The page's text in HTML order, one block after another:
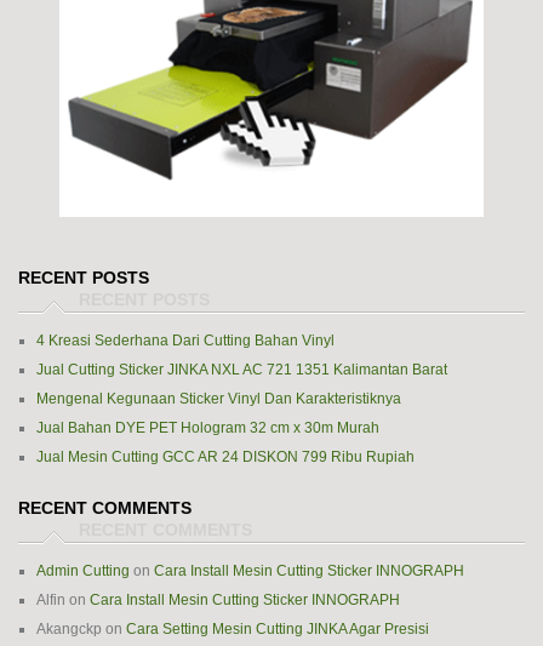
RECENT POSTS
4 Kreasi Sederhana Dari Cutting Bahan Vinyl
Jual Cutting Sticker JINKA NXL AC 721 1351 Kalimantan Barat
Mengenal Kegunaan Sticker Vinyl Dan Karakteristiknya
Jual Bahan DYE PET Hologram 32 cm x 30m Murah
Jual Mesin Cutting GCC AR 24 DISKON 799 Ribu Rupiah
RECENT COMMENTS
Admin Cutting on Cara Install Mesin Cutting Sticker INNOGRAPH
Alfin on Cara Install Mesin Cutting Sticker INNOGRAPH
Akangckp on Cara Setting Mesin Cutting JINKA Agar Presisi